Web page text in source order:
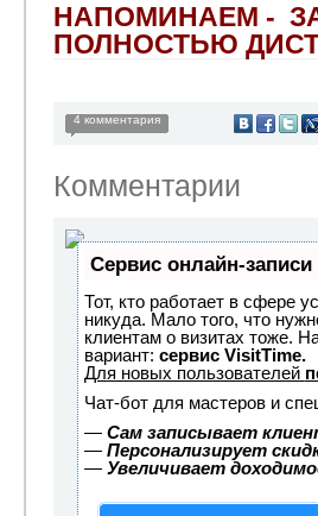
НАПОМИНАЕМ -
ПОЛНОСТЬЮ
4 комментария
Комментарии
Сервис онлайн-
Тот, кто работает в сфере
никуда. Мало того, что
клиентам о визитах тоже.
вариант: сервис VisitTime.
Для новых пользователей
Чат-бот для мастеров и
— Сам записывает
— Персонализирует
— Увеличивает